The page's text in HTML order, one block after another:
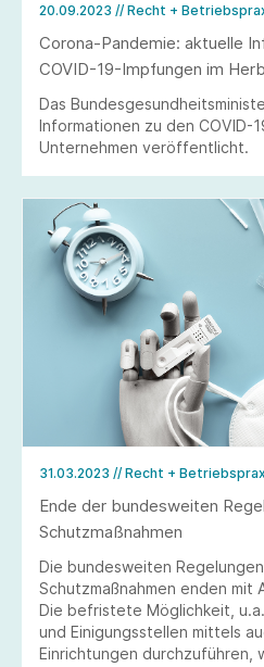
20.09.2023 // Recht +
Corona-Pandemie: aktuelle
COVID-19-Impfungen im
Das
Informationen zu den COVID-
Unternehmen veröffentlicht.
31.03.2023 // Recht +
Ende der bundesweiten
Schutzmaßnahmen
Die bundesweiten
Schutzmaßnahmen enden mit
Die befristete Möglichkeit,
und Einigungsstellen mittels
Einrichtungen durchzuführen,